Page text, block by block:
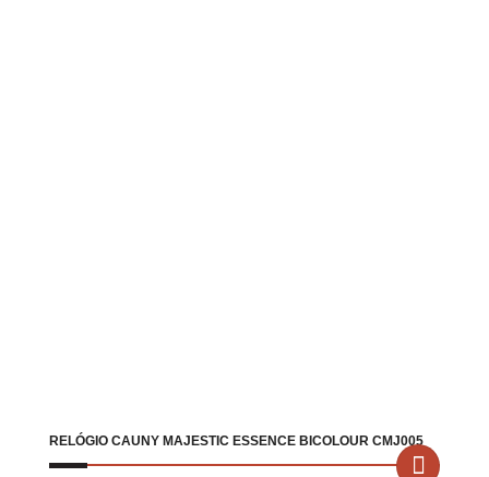
RELÓGIO CAUNY MAJESTIC ESSENCE BICOLOUR CMJ005